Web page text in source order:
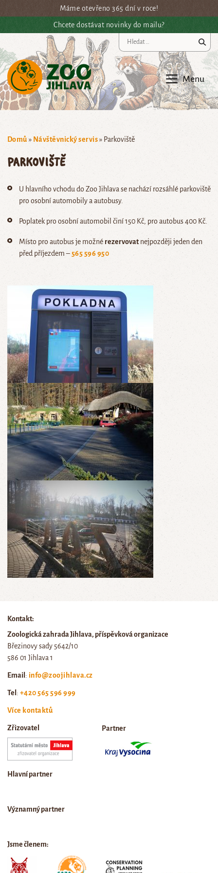
Přejít na hlavní obsahMáme otevřeno 365 dní v roce!
Chcete dostávat novinky do mailu?
Menu
Domů » Návštěvnický servis» Parkoviště
Parkoviště
U hlavního vchodu do Zoo Jihlava se nachází rozsáhlé parkoviště
pro osobní automobily a autobusy.
Poplatek pro osobní automobil činí 150 Kč, pro autobus 400 Kč.
Místo pro autobus je možné rezervovatnejpozději jeden den
před příjezdem – 565 596 950
Kontakt:
Zoologická zahrada Jihlava, příspěvková organizace
Březinovy sady 5642/10
586 01 Jihlava 1
Email : info@zoojihlava.cz
Tel : +420 565 596 999
Více kontaktů
Zřizovatel Partner
Hlavní partner
Významný partner
Jsme členem: